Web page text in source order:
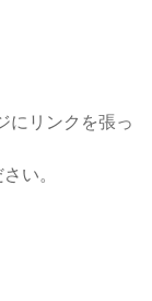
にリンクを張っ
い。